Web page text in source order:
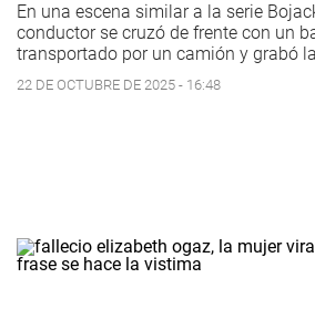
En una escena similar a la serie
conductor se cruzó de frente con un
transportado por un camión y grabó
22 DE OCTUBRE DE 2025 - 16:48